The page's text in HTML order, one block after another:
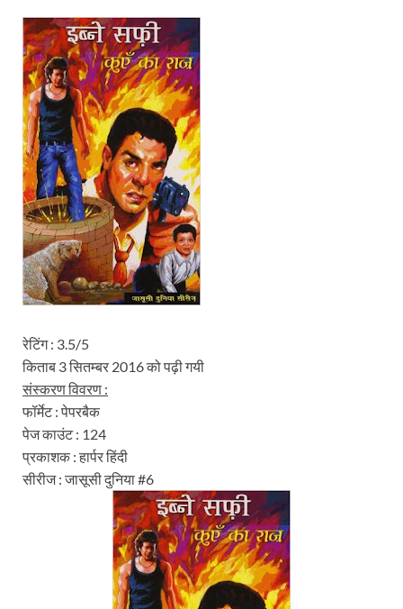
रेटिंग : 3.5/5
किताब 3 सितम्बर 2016 को पढ़ी गयी
संस्करण विवरण :
फॉर्मेट : पेपरबैक
पेज काउंट : 124
प्रकाशक : हार्पर हिंदी
सीरीज : जासूसी दुनिया #6